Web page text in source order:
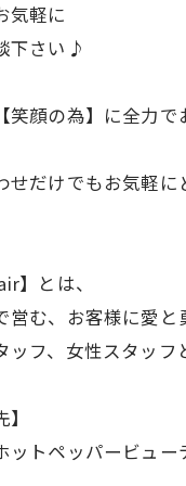
気軽に
下さい♪
笑顔の為】に全力で
せだけでもお気軽
】とは、
営む、お客様に愛と
フ、女性スタッフ
ットペッパービュー